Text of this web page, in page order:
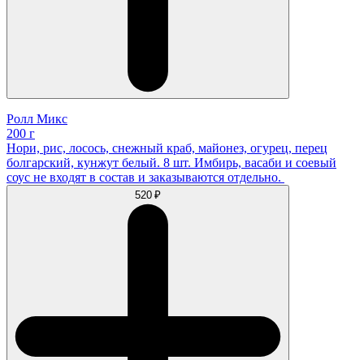
Ролл Микс
200 г
Нори, рис, лосось, снежный краб, майонез, огурец, перец
болгарский, кунжут белый. 8 шт. Имбирь, васаби и соевый
соус не входят в состав и заказываются отдельно.
520 ₽